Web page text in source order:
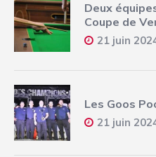
Deux
Coupe de
21 juin
Les Goos
21 juin